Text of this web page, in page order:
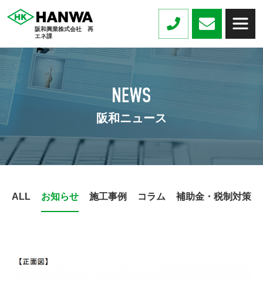
阪和興業株式会社 再
エネ課
阪和ニュース
ALL お知らせ 施工事例 コラム 補助金・税制対策